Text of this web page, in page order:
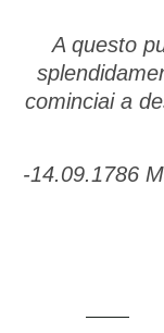
cominciai a